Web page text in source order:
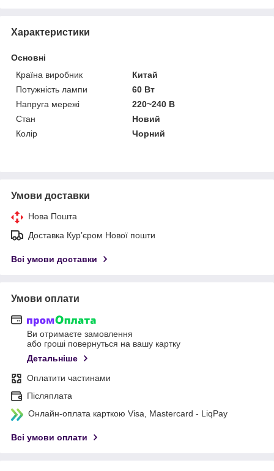
Характеристики
Основні
Країна виробник
Китай
Потужність лампи
60 Вт
Напруга мережі
220~240 В
Стан
Новий
Колір
Чорний
Умови доставки
Нова Пошта
Доставка Курʼєром Нової пошти
Всі умови доставки
Умови оплати
Ви отримаєте замовлення
або гроші повернуться на вашу картку
Детальніше
Оплатити частинами
Післяплата
Онлайн-оплата карткою Visa, Mastercard - LiqPay
Всі умови оплати